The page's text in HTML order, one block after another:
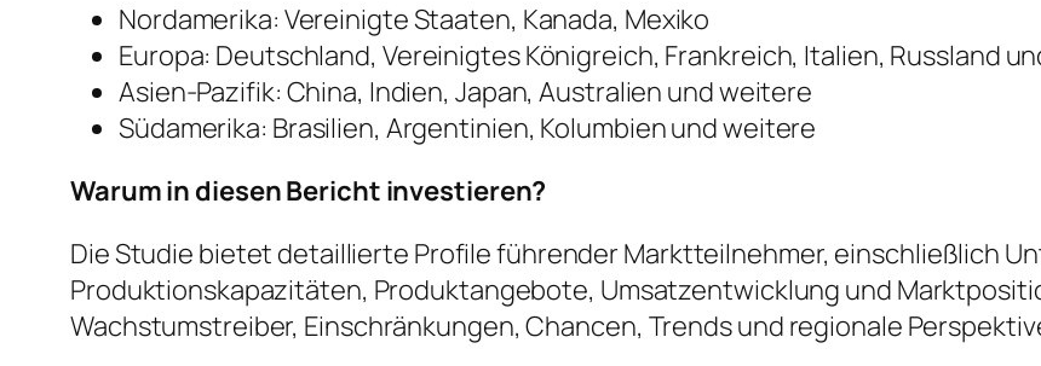
Nordamerika: Vereinigte Staaten, Kanada, Mexiko
Europa: Deutschland, Vereinigtes Königreich, Frankreich, Italien, Russland
Asien-Pazifik: China, Indien, Japan, Australien und weitere
Südamerika: Brasilien, Argentinien, Kolumbien und weitere
Warum in diesen Bericht investieren?
Die Studie bietet detaillierte Profile führender Marktteilnehmer, einschließlich
Produktionskapazitäten, Produktangebote, Umsatzentwicklung und
Wachstumstreiber, Einschränkungen, Chancen, Trends und regionale